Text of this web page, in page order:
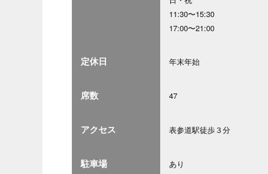
11:30〜15:30
17:00〜21:00
定休日 年末年始
席数 47
アクセス 表参道駅徒歩３分
駐車場 あり